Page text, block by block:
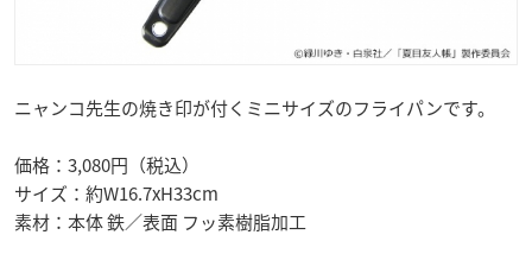
ニャンコ先生の焼き印が付くミニサイズのフライパンです。
価格：3,080円（税込）
サイズ：約W16.7xH33cm
素材：本体 鉄／表面 フッ素樹脂加工